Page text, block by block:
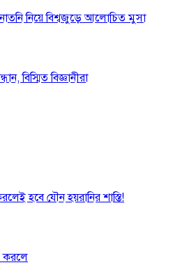
নিয়ে বিশ্বজুড়ে আলোচিত মুসা
বিস্মিত বিজ্ঞানীরা
হবে যৌন হয়রানির শাস্তি!
করলে